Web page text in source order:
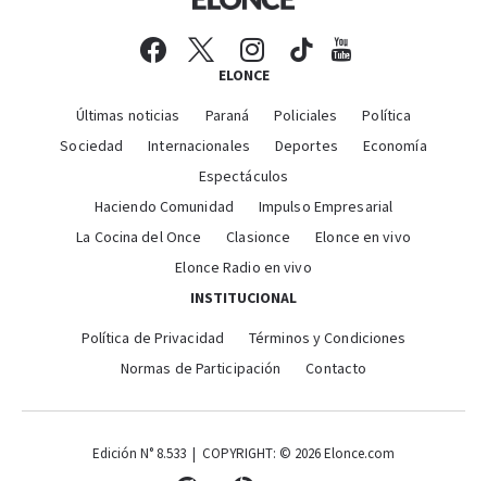
ELONCE
Últimas noticias Paraná Policiales
Política
Sociedad
Internacionales Deportes
Economía
Espectáculos
Haciendo Comunidad
Impulso Empresarial
La Cocina del Once
Clasionce
Elonce en vivo
Elonce Radio en vivo
INSTITUCIONAL
Política de Privacidad
Términos y Condiciones
Normas de Participación
Contacto
Edición N° 8.533 | COPYRIGHT: © 2026 Elonce.com